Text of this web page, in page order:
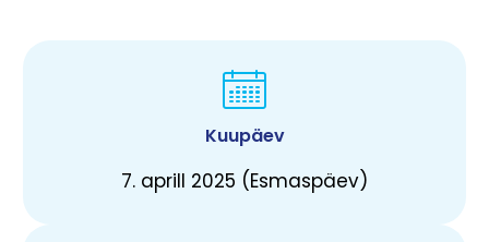
Kuupäev
7. aprill 2025 (Esmaspäev)